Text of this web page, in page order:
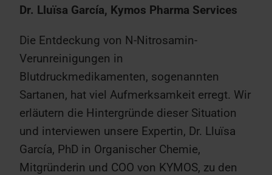
Dr. Lluïsa García, Kymos Pharma Services
Die Entdeckung von N-Nitrosamin-
Verunreinigungen in
Blutdruckmedikamenten, sogenannten
Sartanen, hat viel Aufmerksamkeit erregt. Wir
erläutern die Hintergründe dieser Situation
und interviewen unsere Expertin, Dr. Lluïsa
García, PhD in Organischer Chemie,
Mitgründerin und COO von KYMOS, zu den